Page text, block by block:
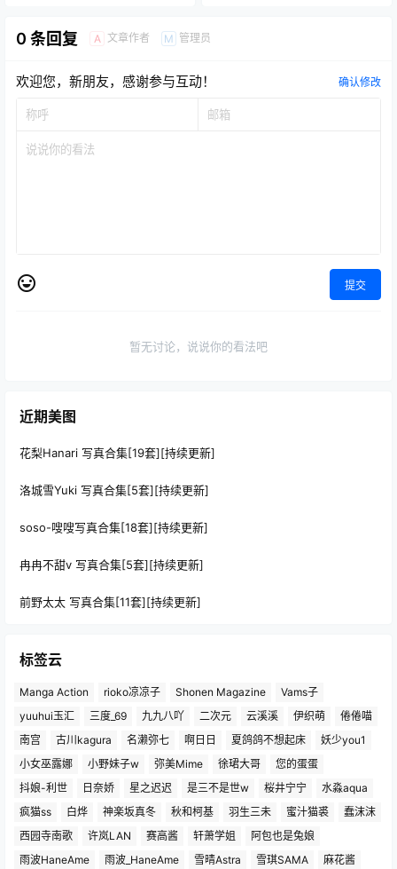
0 条回复 A 文章作者 M 管理员
欢迎您，新朋友，感谢参与互动！ 确认修改
提交
暂无讨论，说说你的看法吧
近期美图
花梨Hanari 写真合集[19套][持续更新]
洛城雪Yuki 写真合集[5套][持续更新]
soso-嗖嗖写真合集[18套][持续更新]
冉冉不甜v 写真合集[5套][持续更新]
前野太太 写真合集[11套][持续更新]
标签云
Manga Action rioko凉凉子 Shonen Magazine
Vams子
yuuhui玉汇
三度_69 九九八吖 二次元 云溪溪 伊织萌
倦倦喵
南宫
古川kagura 名濑弥七 啊日日 夏鸽鸽不想起床
妖少you1
小女巫露娜
小野妹子w 弥美Mime 徐珺大哥
您的蛋蛋
抖娘-利世
日奈娇 星之迟迟 是三不是世w 桜井宁宁
水淼aqua
疯猫ss
白烨 神楽坂真冬 秋和柯基 羽生三未 蜜汁猫裘
蠢沫沫
西园寺南歌
许岚LAN 赛高酱 轩萧学姐
阿包也是兔娘
雨波HaneAme
雨波_HaneAme 雪晴Astra 雪琪SAMA 麻花酱